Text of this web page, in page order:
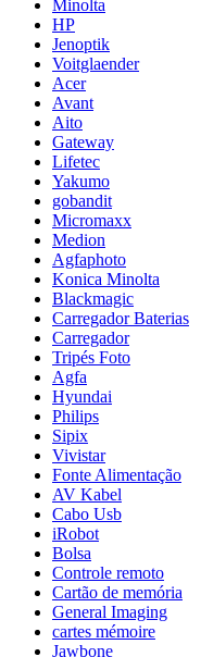
Minolta
HP
Jenoptik
Voitglaender
Acer
Avant
Aito
Gateway
Lifetec
Yakumo
gobandit
Micromaxx
Medion
Agfaphoto
Konica Minolta
Blackmagic
Carregador Baterias
Carregador
Tripés Foto
Agfa
Hyundai
Philips
Sipix
Vivistar
Fonte Alimentação
AV Kabel
Cabo Usb
iRobot
Bolsa
Controle remoto
Cartão de memória
General Imaging
cartes mémoire
Jawbone